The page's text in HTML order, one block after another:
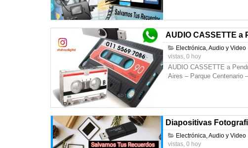
AUDIO CASSETTE a
Electrónica, Audio y Video
vistas, 0 hoy
AUDIO CASSETTE a
Aires – Parque Centenario
Diapositivas
Electrónica, Audio y Video
vistas, 0 hoy